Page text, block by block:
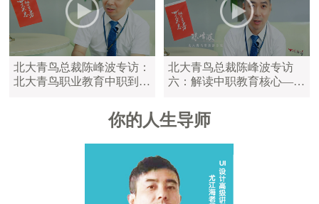
北大青鸟总裁陈峰波专访：
北大青鸟职业教育中职到大
北大青鸟总裁陈峰波专访
六：解读中职教育核心——
你的人生导师